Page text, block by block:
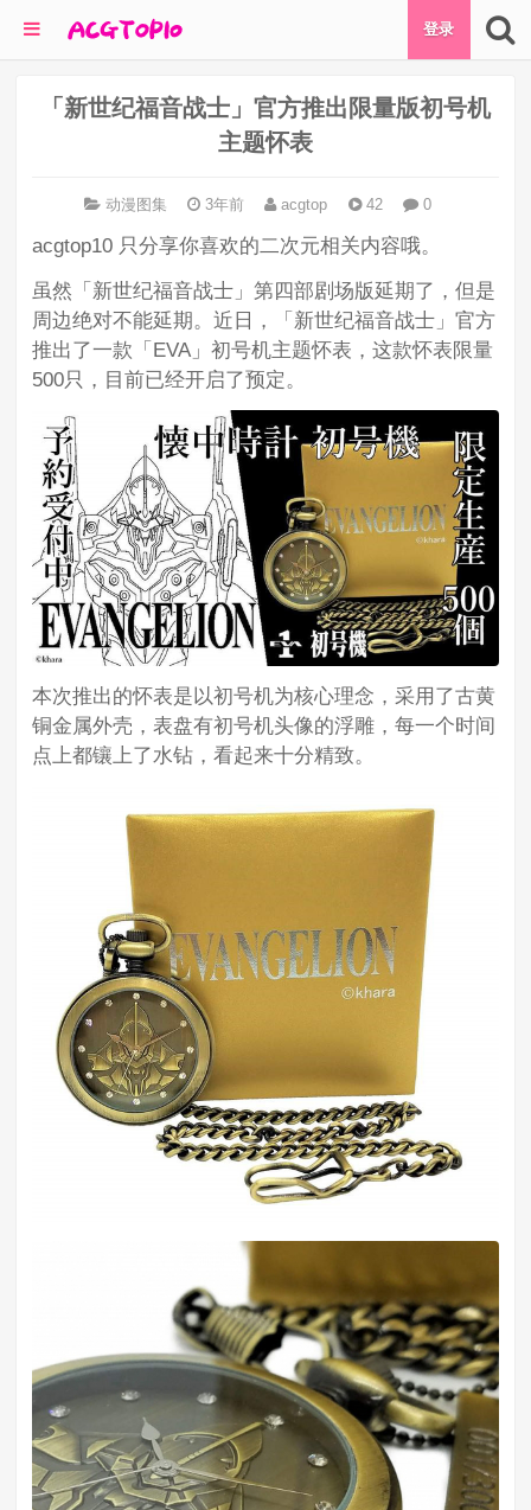
登录
「新世纪福音战士」官方推出限量版初号机
主题怀表
动漫图集 3年前 acgtop 42 0
acgtop10 只分享你喜欢的二次元相关内容哦。
虽然「新世纪福音战士」第四部剧场版延期了，但是
周边绝对不能延期。近日，「新世纪福音战士」官方
推出了一款「EVA」初号机主题怀表，这款怀表限量
500只，目前已经开启了预定。
本次推出的怀表是以初号机为核心理念，采用了古黄
铜金属外壳，表盘有初号机头像的浮雕，每一个时间
点上都镶上了水钻，看起来十分精致。